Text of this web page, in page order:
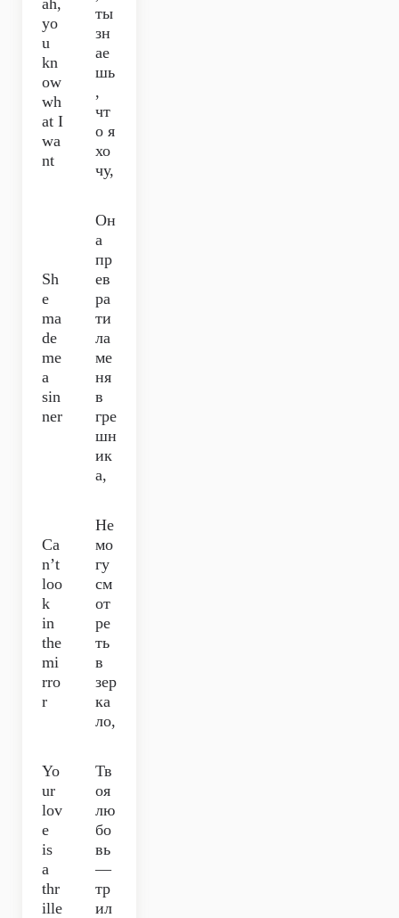
ah,
yo
u
kn
ow
wh
at I
wa
nt
ты
зн
ае
шь
,
чт
о я
хо
чу,
Sh
e
ma
de
me
a
sin
ner
Он
а
пр
ев
ра
ти
ла
ме
ня
в
гре
шн
ик
а,
Ca
n’t
loo
k
in
the
mi
rro
r
Не
мо
гу
см
от
ре
ть
в
зер
ка
ло,
Yo
ur
lov
e
is
a
thr
ille
Тв
оя
лю
бо
вь
—
тр
ил